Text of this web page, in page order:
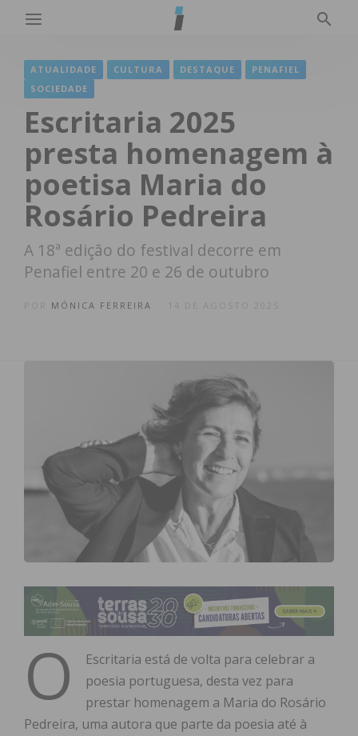
ATUALIDADE CULTURA DESTAQUE
PENAFIEL
SOCIEDADE
Escritaria 2025
presta homenagem à
poetisa Maria do
Rosário Pedreira
A 18ª edição do festival decorre em
Penafiel entre 20 e 26 de outubro
MÓNICA FERREIRA 14 DE AGOSTO 2025
O
Escritaria está de volta para celebrar a
poesia portuguesa, desta vez para
prestar homenagem a Maria do Rosário
Pedreira, uma autora que parte da poesia até à